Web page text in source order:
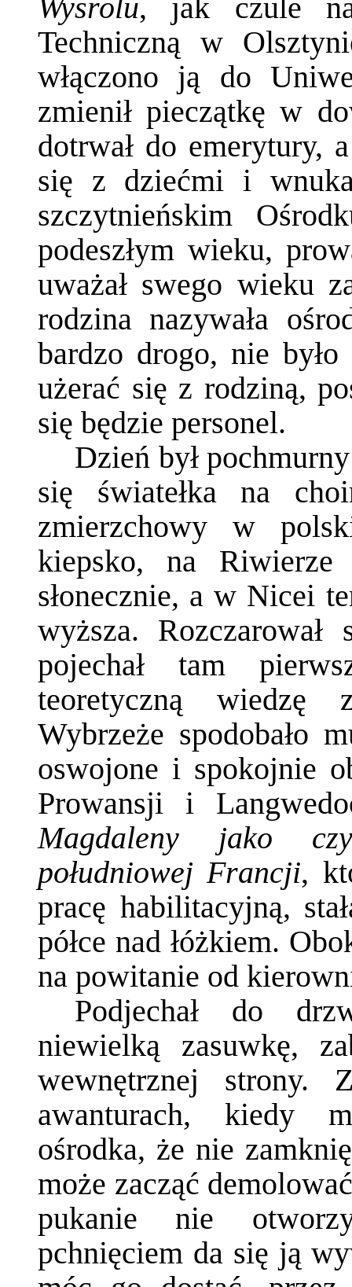
Wysrolu, jak czule
Techniczną w
włączono ją do
zmienił pieczątkę w
dotrwał do emerytury,
się z dziećmi i
szczytnieńskim
podeszłym wieku,
uważał swego wieku
rodzina nazywała
bardzo drogo, nie
użerać się z rodziną,
się będzie personel.
Dzień był
się światełka na
zmierzchowy w
kiepsko, na
słonecznie, a w Nicei
wyższa.
pojechał tam
teoretyczną wiedzę
Wybrzeże spodobało
oswojone i spokojnie
Prowansji i
Magdaleny jako
południowej Francji,
pracę habilitacyjną,
półce nad łóżkiem.
na powitanie od
Podjechał do
niewielką zasuwkę,
wewnętrznej strony.
awanturach, kiedy
ośrodka, że nie
może zacząć
pukanie nie
pchnięciem da się ją